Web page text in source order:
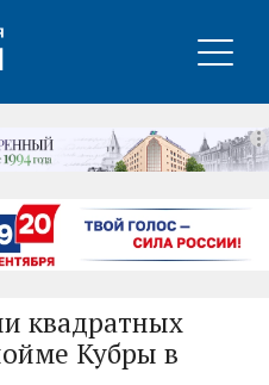
квадратных
Кубры в